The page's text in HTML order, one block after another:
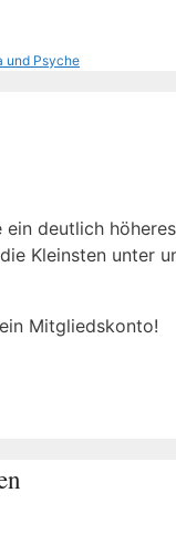
und Psyche
deutlich
Kleinsten unter
Mitgliedskonto!